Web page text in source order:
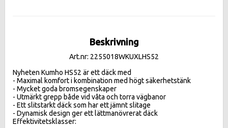
Beskrivning
Art.nr: 2255018WKUXLHS52
Nyheten Kumho HS52 är ett däck med
- Maximal komfort i kombination med högt säkerhetstänk
- Mycket goda bromsegenskaper
- Utmärkt grepp både vid våta och torra vägbanor
- Ett slitstarkt däck som har ett jämnt slitage
- Dynamisk design ger ett lättmanövrerat däck
Effektivitetsklasser: